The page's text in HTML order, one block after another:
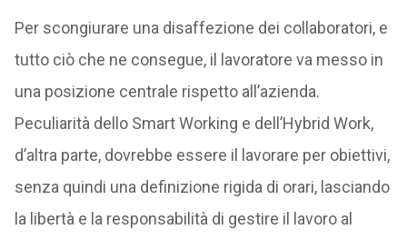
Per scongiurare una disaffezione dei collaboratori, e
tutto ciò che ne consegue, il lavoratore va messo in
una posizione centrale rispetto all’azienda.
Peculiarità dello Smart Working e dell’Hybrid Work,
d’altra parte, dovrebbe essere il lavorare per obiettivi,
senza quindi una definizione rigida di orari, lasciando
la libertà e la responsabilità di gestire il lavoro al